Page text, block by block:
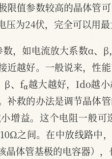
限值参数较高的晶体管
为24伏，完全可以用最
数，如电流放大系数α、
近越好。一般说来，性
β、f
α
越大越好，Ido越小
补救的办法是调节晶体
增益。这个电阻一般
之间。在中放线路中
体管基极的电容器），